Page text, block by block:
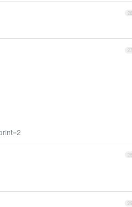
26
27
28
29